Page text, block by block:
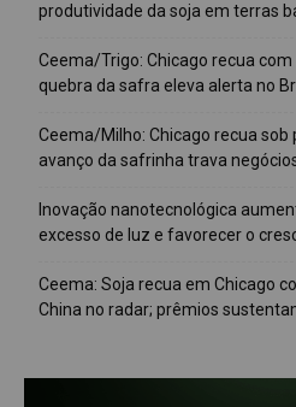
produtividade da soja em terras
Ceema/Trigo: Chicago recua
quebra da safra eleva alerta no
Ceema/Milho: Chicago recua sob
avanço da safrinha trava
Inovação nanotecnológica
excesso de luz e favorecer o
Ceema: Soja recua em Chicago
China no radar; prêmios